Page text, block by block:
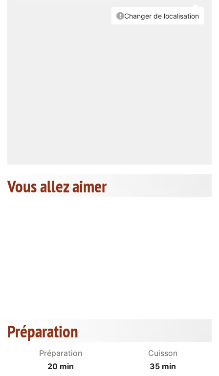
Vous allez aimer
Préparation
Préparation
20 min
Cuisson
35 min